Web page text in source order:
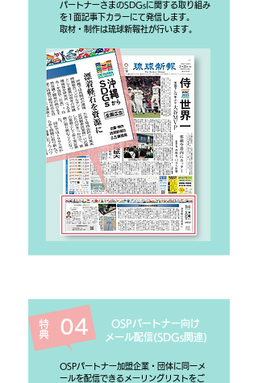
パートナーさまのSDGsに関する取り組み
を1面記事下カラーにて発信します。
取材・制作は琉球新報社が行います。
04
特典
OSPパートナー向け
​メール配信(SDGs関連)
OSPパートナー加盟企業・団体に同一メ
ールを配信できるメーリングリストをご